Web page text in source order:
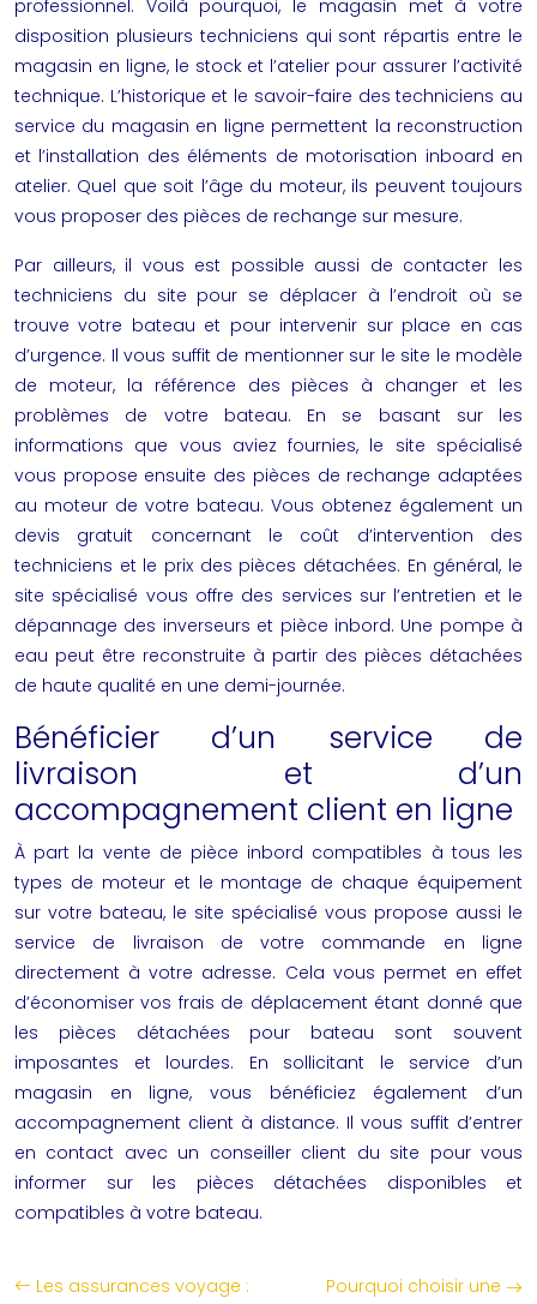
professionnel. Voilà pourquoi, le magasin met à votre
disposition plusieurs techniciens qui sont répartis entre le
magasin en ligne, le stock et l’atelier pour assurer l’activité
technique. L’historique et le savoir-faire des techniciens au
service du magasin en ligne permettent la reconstruction
et l’installation des éléments de motorisation inboard en
atelier. Quel que soit l’âge du moteur, ils peuvent toujours
vous proposer des pièces de rechange sur mesure.
Par ailleurs, il vous est possible aussi de contacter les
techniciens du site pour se déplacer à l’endroit où se
trouve votre bateau et pour intervenir sur place en cas
d’urgence. Il vous suffit de mentionner sur le site le modèle
de moteur, la référence des pièces à changer et les
problèmes de votre bateau. En se basant sur les
informations que vous aviez fournies, le site spécialisé
vous propose ensuite des pièces de rechange adaptées
au moteur de votre bateau. Vous obtenez également un
devis gratuit concernant le coût d’intervention des
techniciens et le prix des pièces détachées. En général, le
site spécialisé vous offre des services sur l’entretien et le
dépannage des inverseurs et pièce inbord. Une pompe à
eau peut être reconstruite à partir des pièces détachées
de haute qualité en une demi-journée.
Bénéficier d’un service de
livraison et d’un
accompagnement client en ligne
À part la vente de pièce inbord compatibles à tous les
types de moteur et le montage de chaque équipement
sur votre bateau, le site spécialisé vous propose aussi le
service de livraison de votre commande en ligne
directement à votre adresse. Cela vous permet en effet
d’économiser vos frais de déplacement étant donné que
les pièces détachées pour bateau sont souvent
imposantes et lourdes. En sollicitant le service d’un
magasin en ligne, vous bénéficiez également d’un
accompagnement client à distance. Il vous suffit d’entrer
en contact avec un conseiller client du site pour vous
informer sur les pièces détachées disponibles et
compatibles à votre bateau.
Les assurances voyage :
Pourquoi choisir une